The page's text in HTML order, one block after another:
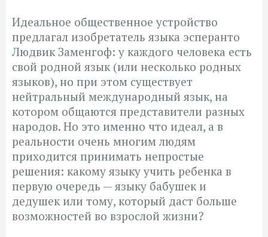
Идеальное общественное устройство
предлагал изобретатель языка эсперанто
Людвик Заменгоф: у каждого человека есть
свой родной язык (или несколько родных
языков), но при этом существует
нейтральный международный язык, на
котором общаются представители разных
народов. Но это именно что идеал, а в
реальности очень многим людям
приходится принимать непростые
решения: какому языку учить ребенка в
первую очередь — языку бабушек и
дедушек или тому, который даст больше
возможностей во взрослой жизни?